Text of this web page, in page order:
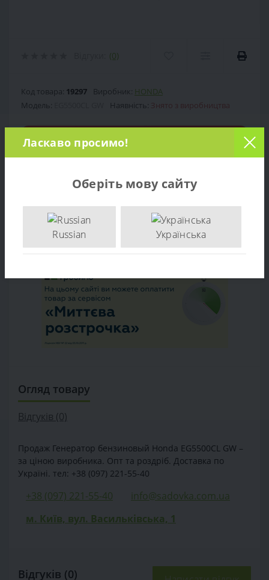
(0)
Код товара: 19297 Виробник: HONDA
Модель:
Наявність: Знято з виробництва
Знято з виробництва
0 грн.
Кількість:
Огляд товару
Відгуків (0)
Продаж Генератор бензиновый Honda EG5500CL GW –
за ціною виробника. Опт та роздріб. Доставка по
Україні. тел: +38 (097) 221-55-40
+38 (097) 221-55-40
info@sadovka.com.ua
м. Київ, вул. Васильківська, 1
Відгуків (0)
Ласкаво просимо!
Оберіть мову сайту
Russian Українська